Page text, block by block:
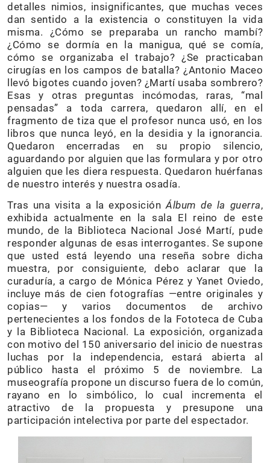
detalles nimios, insignificantes, que muchas veces
dan sentido a la existencia o constituyen la vida
misma. ¿Cómo se preparaba un rancho mambí?
¿Cómo se dormía en la manigua, qué se comía,
cómo se organizaba el trabajo? ¿Se practicaban
cirugías en los campos de batalla? ¿Antonio Maceo
llevó bigotes cuando joven? ¿Martí usaba sombrero?
Esas y otras preguntas incómodas, raras, “mal
pensadas” a toda carrera, quedaron allí, en el
fragmento de tiza que el profesor nunca usó, en los
libros que nunca leyó, en la desidia y la ignorancia.
Quedaron encerradas en su propio silencio,
aguardando por alguien que las formulara y por otro
alguien que les diera respuesta. Quedaron huérfanas
de nuestro interés y nuestra osadía.
Tras una visita a la exposiciónÁlbum de la guerra,
exhibida actualmente en la sala El reino de este
mundo, de la Biblioteca Nacional José Martí, pude
responder algunas de esas interrogantes. Se supone
que usted está leyendo una reseña sobre dicha
muestra, por consiguiente, debo aclarar que la
curaduría, a cargo de Mónica Pérez y Yanet Oviedo,
incluye más de cien fotografías —entre originales y
copias— y varios documentos de archivo
pertenecientes a los fondos de la Fototeca de Cuba
y la Biblioteca Nacional. La exposición, organizada
con motivo del 150 aniversario del inicio de nuestras
luchas por la independencia, estará abierta al
público hasta el próximo 5 de noviembre. La
museografía propone un discurso fuera de lo común,
rayano en lo simbólico, lo cual incrementa el
atractivo de la propuesta y presupone una
participación intelectiva por parte del espectador.